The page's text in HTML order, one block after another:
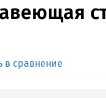
в сравнение